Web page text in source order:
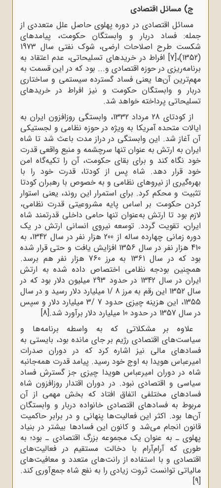
ج) مسائل اقتصادی
مسائل اقتصادی در دوره پهلوی حاصل علل متعددی از
جمله: فساد دربار و وابستگان حکومت، پیامدهای
شکست طرح اصلاحات ارضی، شوک نفتی سال 1973
(1352)،
[7]
افراط در خریدهای تسلیحاتی، عدم اعتقاد به
برنامه‌ریزی در حوزه اقتصادی و... بود که در این قسمت به
مهم‌ترین آن‌ها یعنی فساد گسترده سیستمی و ساختاری
دربار و وابستگان حکومت و نیز افراط در خریدهای
تسلیحاتی پرداخته خواهد شد.
از کودتای 28 مرداد 1332، وابستگی روزافزون ایران به
ایالات متحده آمریکا به ‌ویژه در حوزه نظامی و لجستیکی
آن آغاز شد. این وابستگی در دراز مدت باعث شد تا شاه
ایران به ارتش به ‌عنوان تنها سرچشمه و منبع واقعی قدرت
خود نگاه کند و برای بقای حکومت، آن را تکیه‌گاه امن
خود قرار دهد. شاه پس از کودتا، قدرت خود را با
بهره‌گیری از نیروهای نظامی و به ‌خصوص با رهبران کودتا
تثبیت و محکم کرد. برای استمرار این روند، یعنی استوار
کردن حکومت بر اساس پایه مشروعیتی قدرت نظامی،
لازم بود تا ارتش به‌عنوان تنها حامی داخلی قدرتمند شاه
ایران، تقویت گردد. توسعه نیروی انسانی ارتش در یک
دوره زمانی چهارده ‌ساله از 200 هزار نفر در سال 1342، به
410 هزار نفر در سال 1356 افزایش یافت و حتی قرار شده
بود که در سال 1361 به مرز 760 هزار نفر هم برسد.
همچنین بودجه نظامی اختصاص داده شده به ارتش
ایران در سال 1342 در حدود 293 میلیون دلار بود که در
سال 1352 این رقم به مرز 8 /1 میلیارد دلار رسید و در سال
1355، این هزینه چیزی حدود 7 /3 میلیارد دلار و سپس
در سال 1357 در حدود 10 میلیارد دلار برآورد شد.
[8]
علاوه بر مشکلاتی که به ‌واسطه برنامه‌ها و
سیاست‌های اقتصادی رژیم بر جای مانده بود، بایستی به
فسادهای مالی نیز اشاره کرد که در دوران صدرات
امیرعباس هویدا به اوج خود رسید. پیامد قدرت همه‌جانبه
شاه در دوران امیرعباس هویدا چیزی جز گسترش فساد
سیاسی و اقتصادی نبود. در دوران اقتدار روزافزون شاه
فسادهای مختلفی اتفاق افتاد که بخش مهمی از آن
مربوط به فسادهای اقتصادی خانواده دربار و وابستگان
آن‌ها بود. اکثر این فعالیت‌ها پنهانی و در برابر حاکمیت
قانون انجام می‌شد و کانون این فسادها بیشتر در بنیاد
پهلوی ـ به عنوان یک مجموعه بزرگ اقتصادی ـ بود؛ به‌
طوری‌ که آرام‌آرام با دخالت مستقیم در فعالیت‌های
اقتصادی و با استفاده از رانت‌های متعدد و معافیت‌های
مالیاتی توانست ثروت زیادی را به نفع شاه جمع‌آوری کند.
[9]